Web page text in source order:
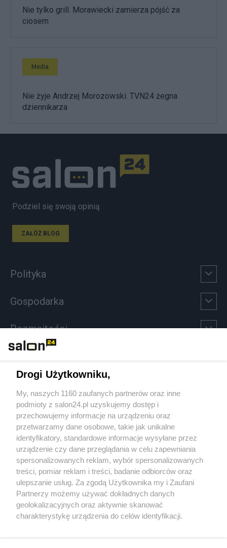
Nie tylko grill. Morawiecki zamierza pójść za
ciosem
Media
Nie żyje Andrzej Morozowski. TVN24 żegna
dziennikarza
Podziel się swoją opinią
ZAŁÓŻ BLOG
Polityka
Gospodarka
Rozmaitości
Sport
Społeczeństwo
Kultura
X Facebook Instagram Youtube
Drogi Użytkowniku,
My, naszych 1160 zaufanych partnerów oraz inne
podmioty z salon24.pl uzyskujemy dostęp i
przechowujemy informacje na urządzeniu oraz
przetwarzamy dane osobowe, takie jak unikalne
identyfikatory, standardowe informacje wysyłane przez
urządzenie czy dane przeglądania w celu zapewniania
spersonalizowanych reklam, wybór spersonalizowanych
treści, pomiar reklam i treści, badanie odbiorców oraz
ulepszanie usług. Za zgodą Użytkownika my i Zaufani
Partnerzy możemy używać dokładnych danych
geolokalizacyjnych oraz aktywnie skanować
charakterystykę urządzenia do celów identyfikacji.